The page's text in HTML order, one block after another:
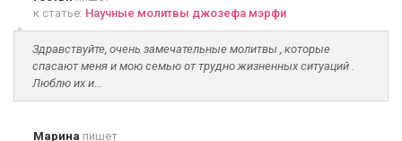
к статье: Научные молитвы джозефа мэрфи
Здравствуйте, очень замечательные молитвы , которые
спасают меня и мою семью от трудно жизненных ситуаций .
Люблю их и...
Марина пишет